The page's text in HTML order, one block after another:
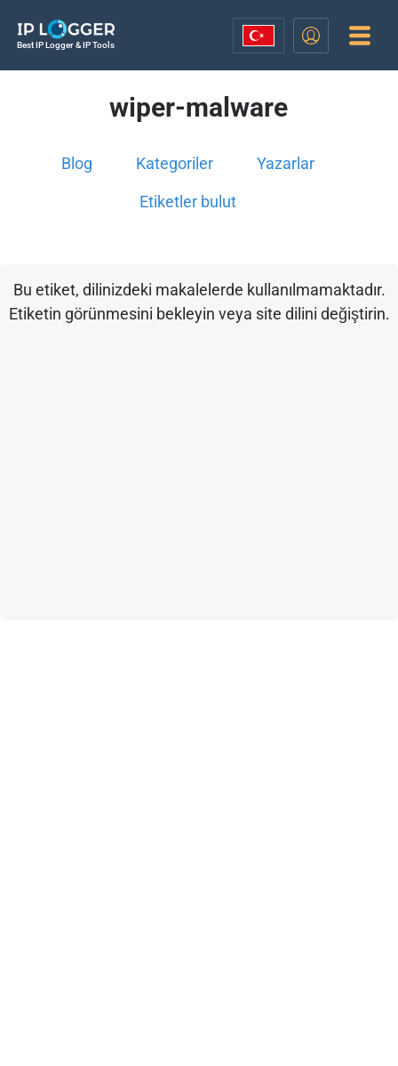
Best IP Logger & IP Tools
wiper-malware
Blog Kategoriler Yazarlar
Etiketler bulut